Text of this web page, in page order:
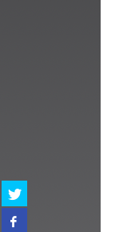
Partager
sur
twitter
Partager